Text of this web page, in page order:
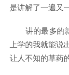
是讲解了一遍又
讲的最多的就
上学的我就能说
让人不知的草药